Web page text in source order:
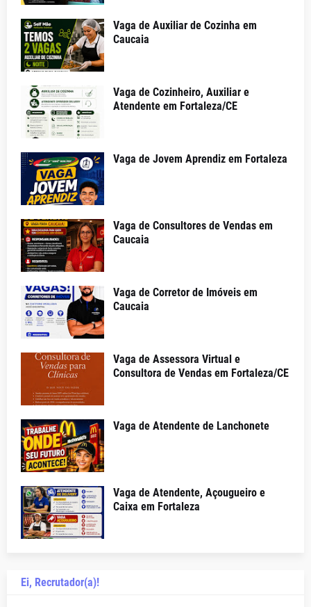
Vaga de Auxiliar de Cozinha em
Caucaia
Vaga de Cozinheiro, Auxiliar e
Atendente em Fortaleza/CE
Vaga de Jovem Aprendiz em Fortaleza
Vaga de Consultores de Vendas em
Caucaia
Vaga de Corretor de Imóveis em
Caucaia
Vaga de Assessora Virtual e
Consultora de Vendas em Fortaleza/CE
Vaga de Atendente de Lanchonete
Vaga de Atendente, Açougueiro e
Caixa em Fortaleza
Ei, Recrutador(a)!